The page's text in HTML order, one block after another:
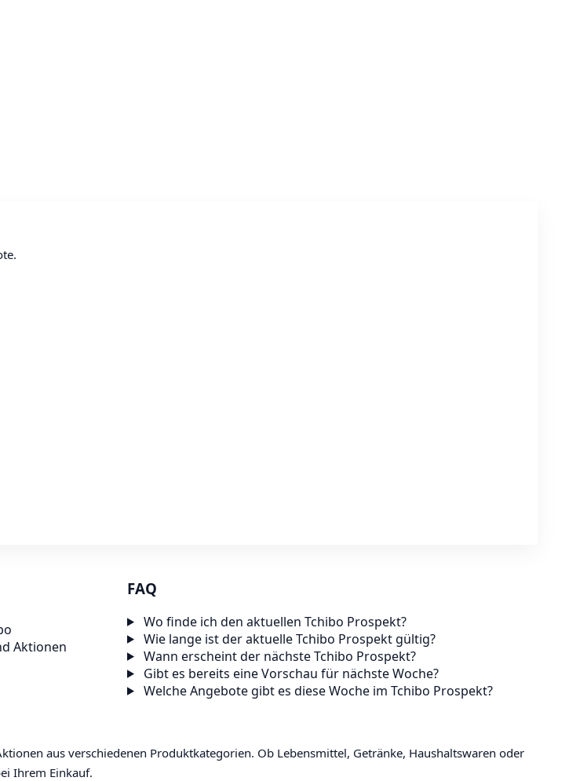
Aktionen
FAQ
Wo finde ich den aktuellen Tchibo Prospekt?
Wie lange ist der aktuelle Tchibo Prospekt gültig?
Wann erscheint der nächste Tchibo Prospekt?
Gibt es bereits eine Vorschau für nächste Woche?
Welche Angebote gibt es diese Woche im Tchibo Prospekt?
aus verschiedenen Produktkategorien. Ob Lebensmittel, Getränke, Haushaltswaren oder
Ihrem Einkauf.